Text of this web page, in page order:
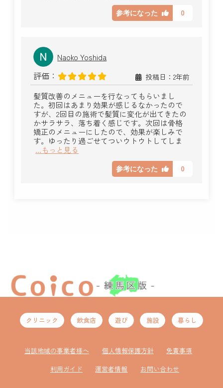
参考になった 0
Naoko Yoshida
評価：
投稿日：2年前
髪質改善のメニューを行なってもらいまし
た。初回はあまり効果が感じるなかったので
すが、2回目の施術で髪質に変化が出てきたの
かサラサラ、落ち着く感じです。次回は骨格
矯正のメニューにしたので、効果が楽しみで
す。ゆったり過ごせてついウトウトしてしま
...もっと見る
参考になった 0
クリニック 飲食店 遊び 施設 暮らし
当該地域の事業者様へ 個人情報保護方針
免責事項
利用ガイド
運営者情報 お問い合わせ